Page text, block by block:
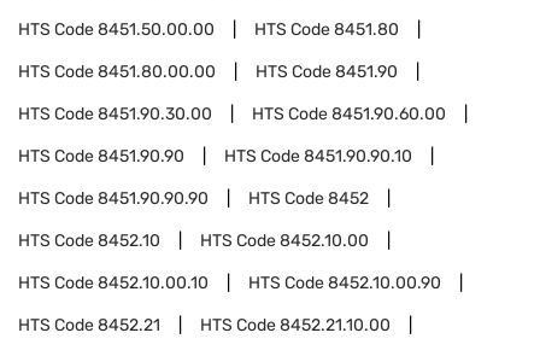
HTS Code8451.50.00.00 HTS Code8451.80
HTS Code8451.80.00.00 HTS Code8451.90
HTS Code8451.90.30.00 HTS Code8451.90.60.00
HTS Code8451.90.90 HTS Code8451.90.90.10
HTS Code8451.90.90.90 HTS Code8452
HTS Code8452.10 HTS Code8452.10.00
HTS Code8452.10.00.10 HTS Code8452.10.00.90
HTS Code8452.21 HTS Code8452.21.10.00